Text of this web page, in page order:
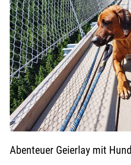
Abenteuer Geierlay mit Hund